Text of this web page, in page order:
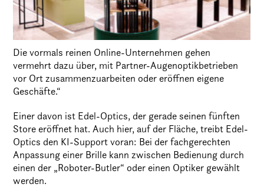
Die vormals reinen Online-Unternehmen gehen
vermehrt dazu über, mit Partner-Augenoptikbetrieben
vor Ort zusammenzuarbeiten oder eröffnen eigene
Geschäfte.“
Einer davon ist Edel-Optics, der gerade seinen fünften
Store eröffnet hat. Auch hier, auf der Fläche, treibt Edel-
Optics den KI-Support voran: Bei der fachgerechten
Anpassung einer Brille kann zwischen Bedienung durch
einen der „Roboter-Butler“ oder einen Optiker gewählt
werden.